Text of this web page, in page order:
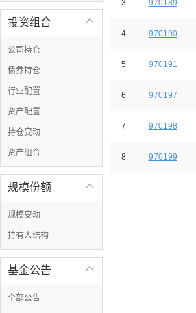

投资组合
公司持仓
债券持仓
行业配置
资产配置
持仓变动
资产组合

规模份额
规模变动
持有人结构

基金公告
全部公告
3 970189
4 970190
5 970191
6 970197
7 970198
8 970199